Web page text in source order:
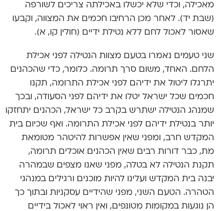
מאכילה, וכדי שלא יכשלו באכילתה צריכים לשורפה
(שבת יד). לאחר מכן הרחיבו חכמים את המצווה, וקבעו
שאסור לאכול לחם ללא נטילת ידיים (חולין קו, א).
שני טעמים נאמרו בטעם מצוות הנטילה לפני אכילת
הלחם. האחד, משום סרך תרומה. כלומר, כדי שהכהנים
יתרגלו ליטול את ידיהם לפני אכילת התרומה, תקנו
חכמים שכל ישראל יטלו את ידיהם לפני הסעודה, ובכך
שמנהג הנטילה ישתרש בקרב כל ישראל, הכהנים יתחזקו
יותר בנטילת ידיהם לפני אכילת התרומה. ואף שכיום בית
המקדש חרב, ומפני שאין אפשרות להיטהר מטומאת
מת, כבר דורות רבים שאין הכהנים אוכלים תרומה,
תקנת הנטילה לא בטלה, מפני שאנו מצפים שבמהרה
יבנה בית המקדש ועלינו להיות מוכנים ורגילים במנהגי
הטהרה. הטעם השני, מפני שהידיים עסקניות ובתוך כך
הן נוגעות במקומות מטונפים, ואין ראוי לאכול בידיים